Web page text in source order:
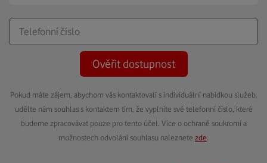
Ověřit dostupnost
Pokud máte zájem, abychom vás kontaktovali s individuální nabídkou služeb,
udělte nám souhlas s kontaktem tím, že vyplníte své telefonní číslo, které
budeme zpracovávat pouze pro tento účel. Více o ochraně soukromí a
možnostech odvolání souhlasu naleznete zde